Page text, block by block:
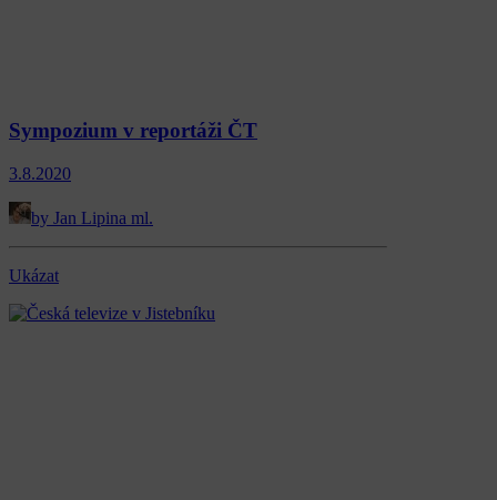
Sympozium v reportáži ČT
3.8.2020
by Jan Lipina ml.
Ukázat